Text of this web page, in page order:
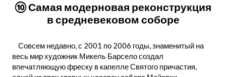
⑩ Самая модерновая реконструкция
в средневековом соборе
Совсем недавно, с 2001 по 2006 годы, знаменитый на
весь мир художник Микель Барсело создал
впечатляющую фреску в капелле Святого причастия,